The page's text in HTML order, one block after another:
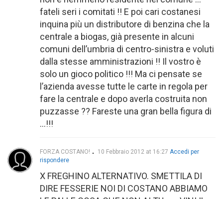
fateli seri i comitati !! E poi cari costanesi
inquina più un distributore di benzina che la
centrale a biogas, già presente in alcuni
comuni dell’umbria di centro-sinistra e voluti
dalla stesse amministrazioni !! Il vostro è
solo un gioco politico !!! Ma ci pensate se
l’azienda avesse tutte le carte in regola per
fare la centrale e dopo averla costruita non
puzzasse ?? Fareste una gran bella figura di
…!!!
FORZA COSTANO! 10 Febbraio 2012 at 16:27 Accedi per
rispondere
X FREGHINO ALTERNATIVO. SMETTILA DI
DIRE FESSERIE NOI DI COSTANO ABBIAMO